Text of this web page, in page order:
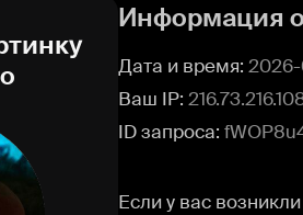
Информация
Дата и время:
Ваш IP:
ID запроса:
Если у вас